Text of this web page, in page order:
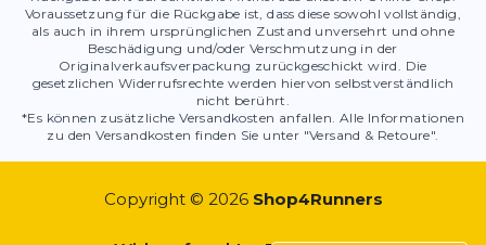
Voraussetzung für die Rückgabe ist, dass diese sowohl vollständig,
als auch in ihrem ursprünglichen Zustand unversehrt und ohne
Beschädigung und/oder Verschmutzung in der
Originalverkaufsverpackung zurückgeschickt wird. Die
gesetzlichen Widerrufsrechte werden hiervon selbstverständlich
nicht berührt.
*Es können zusätzliche Versandkosten anfallen. Alle Informationen
zu den Versandkosten finden Sie unter "Versand & Retoure".
Copyright © 2026 Shop4Runners